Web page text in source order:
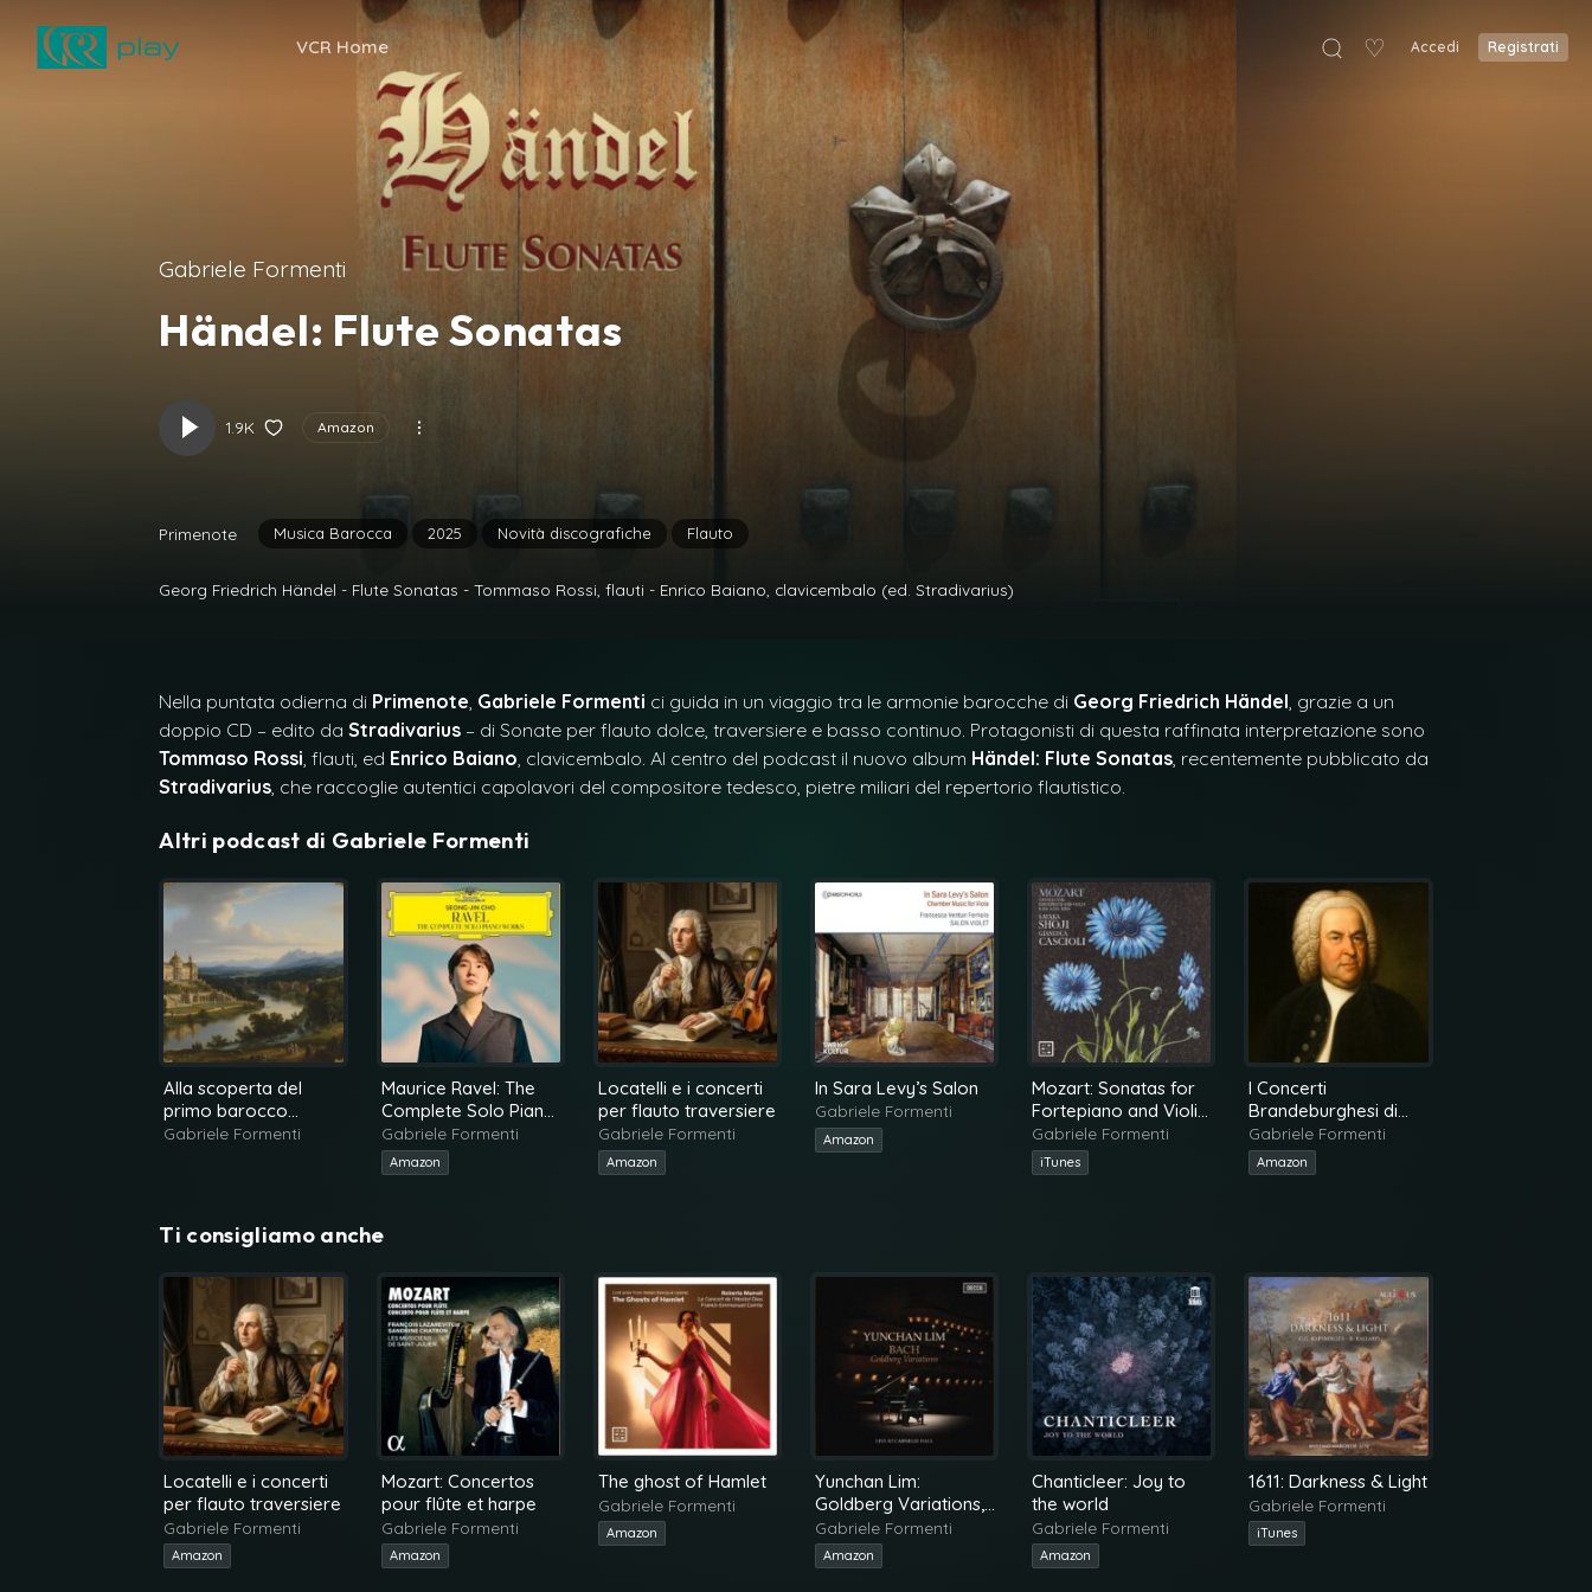
VCR Home ♡ Accedi Registrati
Gabriele Formenti
Händel: Flute Sonatas
1.9K Amazon
Primenote Musica Barocca 2025 Novità discografiche Flauto
Georg Friedrich Händel - Flute Sonatas - Tommaso Rossi, flauti - Enrico Baiano, clavicembalo (ed. Stradivarius)
Nella puntata odierna di Primenote, Gabriele Formenti ci guida in un viaggio tra le armonie barocche di Georg Friedrich Händel, grazie a un
doppio CD – edito daStradivarius – di Sonate per flauto dolce, traversiere e basso continuo. Protagonisti di questa raffinata interpretazione sono
Tommaso Rossi, flauti, ed Enrico Baiano, clavicembalo. Al centro del podcast il nuovo album Händel: Flute Sonatas, recentemente pubblicato da
Stradivarius, che raccoglie autentici capolavori del compositore tedesco, pietre miliari del repertorio flautistico.
Altri podcast di Gabriele Formenti
Alla scoperta del
primo barocco
tedesco
Gabriele Formenti
Maurice Ravel: The
Complete Solo Piano
Works
Gabriele Formenti
Amazon
Locatelli e i concerti
per flauto traversiere
Gabriele Formenti
Amazon
In Sara Levy’s Salon
Gabriele Formenti
Amazon
Mozart: Sonatas for
Fortepiano and Violin
KV301, KV378, KV454
Gabriele Formenti
iTunes
I Concerti
Brandeburghesi di
Bach secondo
Harnoncourt
Gabriele Formenti
Amazon
Ti consigliamo anche
Locatelli e i concerti
per flauto traversiere
Gabriele Formenti
Amazon
Mozart: Concertos
pour flûte et harpe
Gabriele Formenti
Amazon
The ghost of Hamlet
Gabriele Formenti
Amazon
Yunchan Lim:
Goldberg Variations,
Live at Carnegie Hall
Gabriele Formenti
Amazon
Chanticleer: Joy to
the world
Gabriele Formenti
Amazon
1611: Darkness & Light
Gabriele Formenti
iTunes